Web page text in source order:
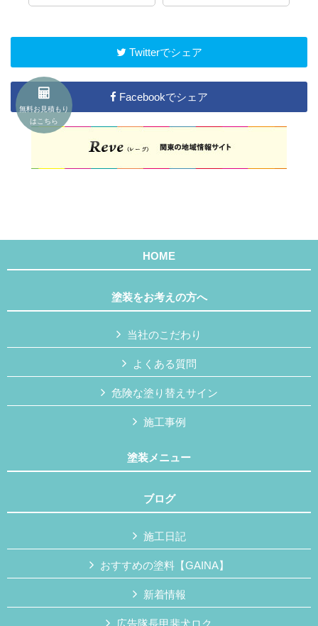
Twitterでシェア
Facebookでシェア
HOME
塗装をお考えの方へ
当社のこだわり
よくある質問
危険な塗り替えサイン
施工事例
塗装メニュー
ブログ
施工日記
おすすめの塗料【GAINA】
新着情報
広告隊長甲斐犬ロク
無料お見積もり
はこちら